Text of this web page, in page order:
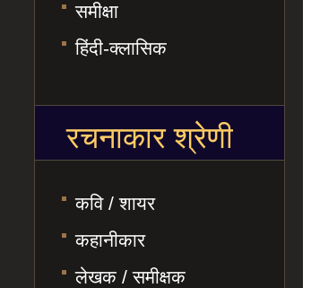
समीक्षा
हिंदी-क्लासिक
रचनाकार श्रेणी
कवि / शायर
कहानीकार
लेखक / समीक्षक